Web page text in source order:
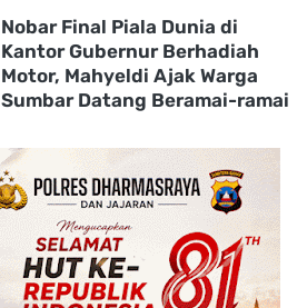
Nobar Final Piala Dunia di
Kantor Gubernur Berhadiah
Motor, Mahyeldi Ajak Warga
Sumbar Datang Beramai-ramai